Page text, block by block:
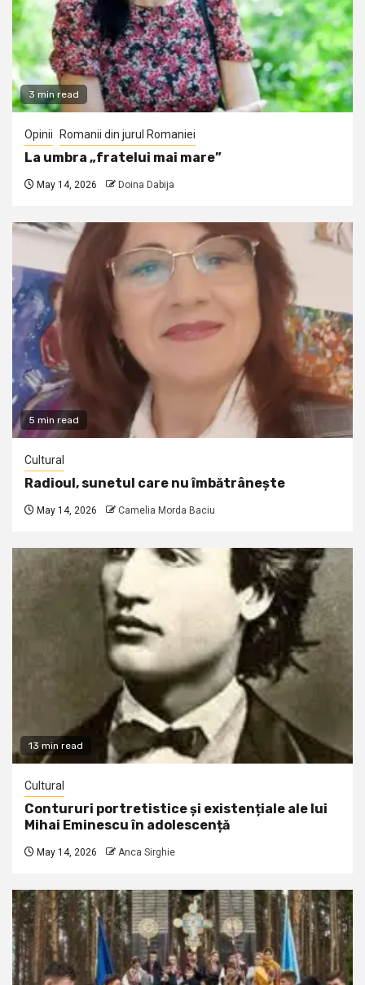
3 min read
Opinii Romanii din jurul Romaniei
La umbra „fratelui mai mare”
May 14, 2026 Doina Dabija
5 min read
Cultural
Radioul, sunetul care nu îmbătrânește
May 14, 2026 Camelia Morda Baciu
13 min read
Cultural
Contururi portretistice și existențiale ale lui
Mihai Eminescu în adolescență
May 14, 2026 Anca Sirghie